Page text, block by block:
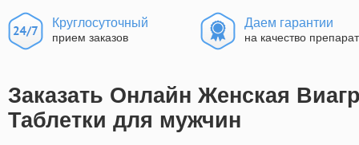
Круглосуточный
прием заказов
Даем гарантии
на качество
Заказать Онлайн Женская
Таблетки для мужчин